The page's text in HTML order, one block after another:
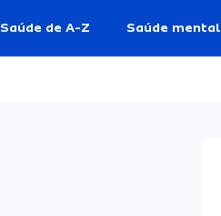
Saúde de A-Z Saúde mental